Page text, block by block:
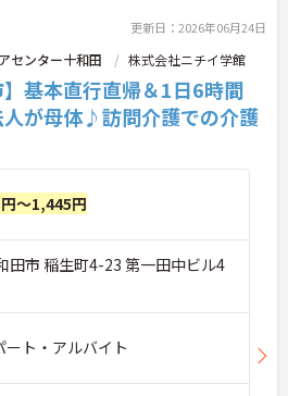
更新日：2026年06月24日
センター十和田 株式会社ニチイ学館
】基本直行直帰＆1日6時間
が母体♪訪問介護での介護
～1,445円
田市 稲生町4-23 第一田中ビル4
ート・アルバイト